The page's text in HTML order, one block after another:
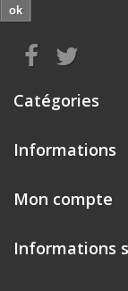
ok
Catégories
Informations
Mon compte
Informations